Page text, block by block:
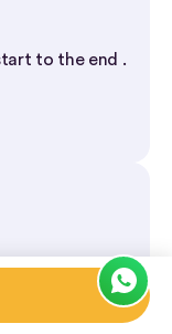
to the end .
over de nieuwe
een occasion,